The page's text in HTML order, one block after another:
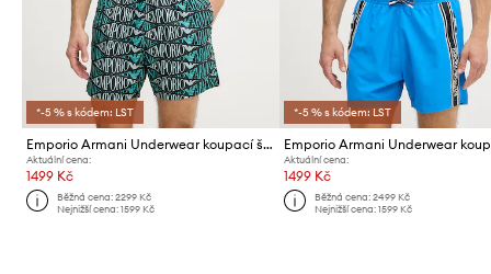
*-5 % s kódem: LST
Emporio Armani Underwear koupací šortky pánské
Aktuální cena:
1499 Kč
Běžná cena:2299 Kč
Nejnižší cena:1599 Kč
*-5 % s kódem: LST
Aktuální cena:
1499 Kč
Běžná cena: 2499 Kč
Nejnižší cena: 1599 Kč